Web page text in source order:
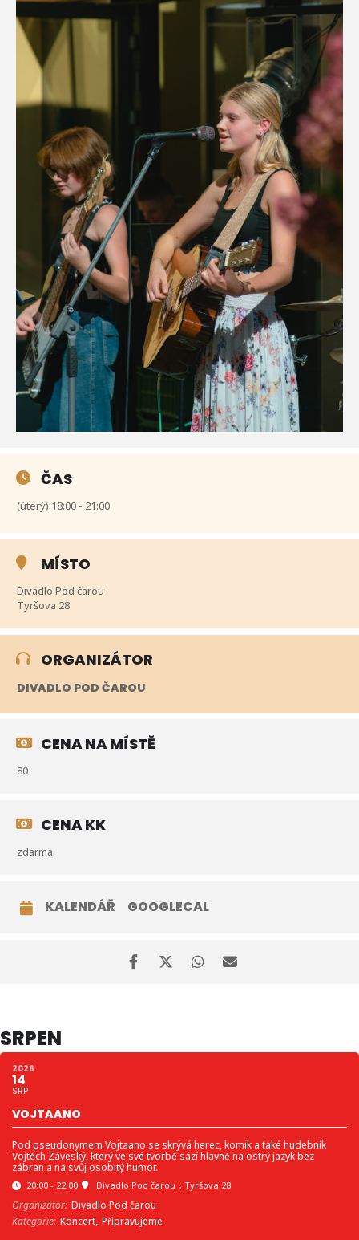
ČAS
(úterý) 18:00 - 21:00
MÍSTO
Divadlo Pod čarou
Tyršova 28
ORGANIZÁTOR
DIVADLO POD ČAROU
CENA NA MÍSTĚ
80
CENA KK
zdarma
KALENDÁŘ GOOGLECAL
SRPEN
2026
14
SRP
VOJTAANO
Pod pseudonymem Vojtaano se skrývá herec, komik a také hudebník
Vojtěch Záveský, který ve své tvorbě sází hlavně na ostrý jazyk bez
zábran a na svůj osobitý humor.
20:00 - 22:00 Divadlo Pod čarou , Tyršova 28
Organizátor: Divadlo Pod čarou
Kategorie: Koncert, Připravujeme